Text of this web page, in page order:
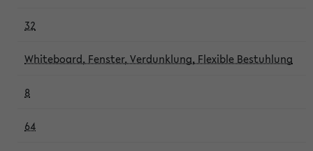
32
Whiteboard, Fenster, Verdunklung, Flexible Bestuhlung
8
64